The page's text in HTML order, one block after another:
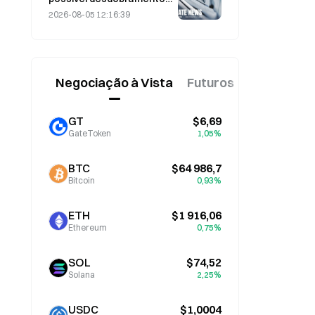
de ações à medida que o
2026-08-05 12:16:39
Negociação à Vista Futuros
GT
GateToken
$6,69
1,05%
BTC
Bitcoin
$64 986,7
0,93%
ETH
Ethereum
$1 916,06
0,75%
SOL
Solana
$74,52
2,25%
USDC $1,0004